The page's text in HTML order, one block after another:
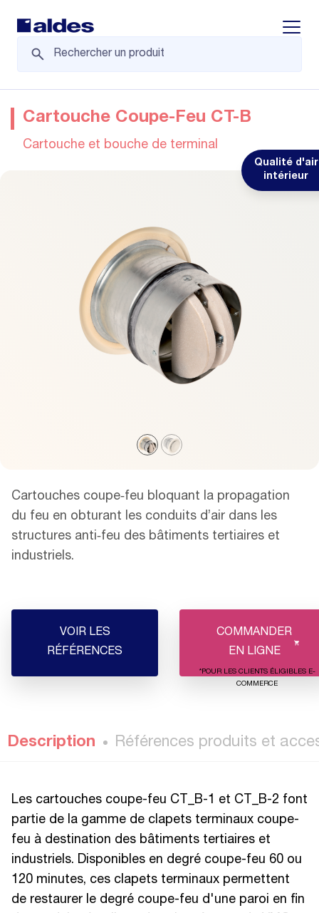
Qualité d'air
intérieur
Cartouche Coupe-Feu CT-B
Cartouche et bouche de terminal
Cartouches coupe‑feu bloquant la propagation
du feu en obturant les conduits d’air dans les
structures anti‑feu des bâtiments tertiaires et
industriels.
VOIR LES
RÉFÉRENCES
COMMANDER
EN LIGNE
*POUR LES CLIENTS ÉLIGIBLES E-
COMMERCE
Description Références produits et
Les cartouches coupe-feu CT_B-1 et CT_B-2 font
partie de la gamme de clapets terminaux coupe-
feu à destination des bâtiments tertiaires et
industriels. Disponibles en degré coupe-feu 60 ou
120 minutes, ces clapets terminaux permettent
de restaurer le degré coupe-feu d'une paroi en fin